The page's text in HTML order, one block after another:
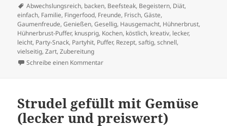
Schlagwörter
Abwechslungsreich, backen, Beefsteak, Begeistern, Diät,
einfach, Familie, Fingerfood, Freunde, Frisch,Gäste,
Gaumenfreude,Genießen,Gesellig, Hausgemacht, Hühnerbrust,
Hühnerbrust-Puffer, knusprig, Kochen, köstlich, kreativ, lecker,
leicht, Party-Snack, Partyhit, Puffer, Rezept,saftig,schnell,
vielseitig,Zart,Zubereitung
Schreibe einen Kommentarzu Saftige Beefsteak-Hühnerbrust-Puffer –
Strudel gefüllt mit Gemüse
(lecker und preiswert)